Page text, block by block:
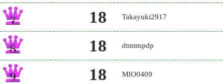
18 Takayuki2917
18 dtmtmpdp
18 MIO0409